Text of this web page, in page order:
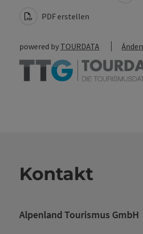
PDF erstellen
powered by TOURDATA
Kontakt
Alpenland Tourismus GmbH